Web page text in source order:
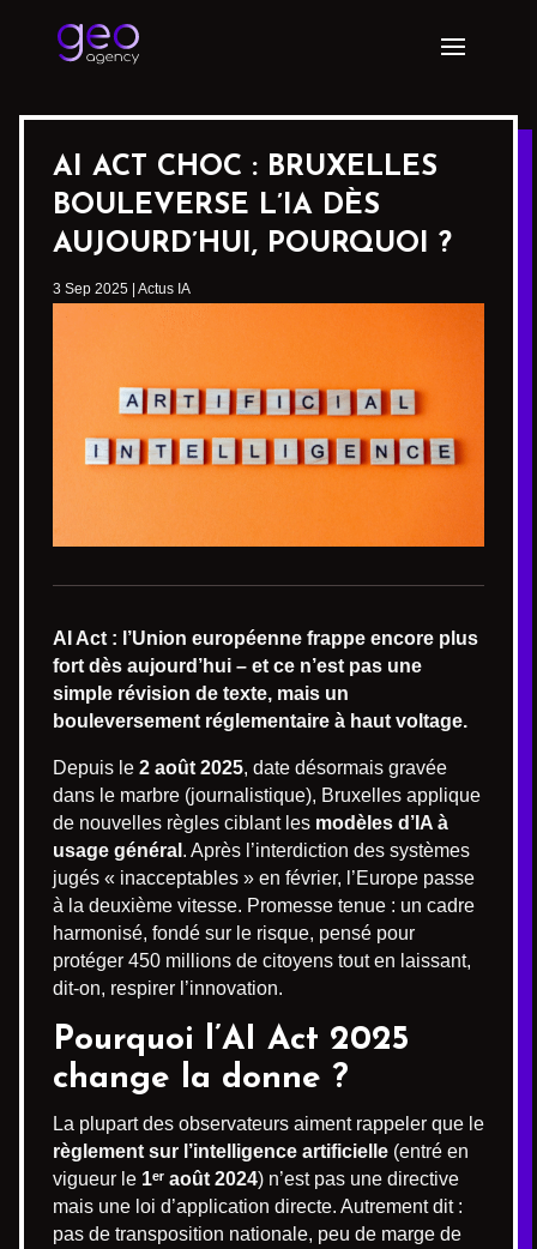
AI ACT CHOC : BRUXELLES
BOULEVERSE L’IA DÈS
AUJOURD’HUI, POURQUOI ?
3 Sep 2025 Actus IA
AI Act : l’Union européenne frappe encore plus
fort dès aujourd’hui – et ce n’est pas une
simple révision de texte, mais un
bouleversement réglementaire à haut voltage.
Depuis le 2 août 2025, date désormais gravée
dans le marbre (journalistique), Bruxelles applique
de nouvelles règles ciblant les modèles d’IA à
usage général . Après l’interdiction des systèmes
jugés « inacceptables » en février, l’Europe passe
à la deuxième vitesse. Promesse tenue : un cadre
harmonisé, fondé sur le risque, pensé pour
protéger 450 millions de citoyens tout en laissant,
dit-on, respirer l’innovation.
Pourquoi l’AI Act 2025
change la donne ?
La plupart des observateurs aiment rappeler que le
règlement sur l’intelligence artificielle (entré en
vigueur le 1ᵉʳ août 2024) n’est pas une directive
mais une loi d’application directe. Autrement dit :
pas de transposition nationale, peu de marge de